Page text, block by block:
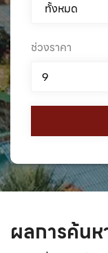
ช่วงราคา
ผลการค้นห